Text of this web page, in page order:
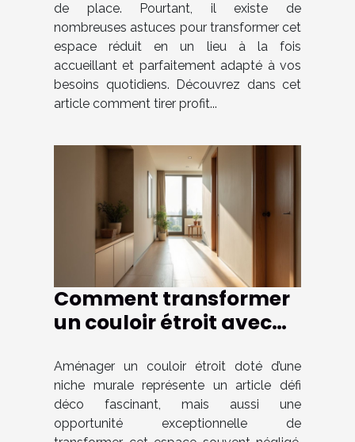
de place. Pourtant, il existe de
nombreuses astuces pour transformer cet
espace réduit en un lieu à la fois
accueillant et parfaitement adapté à vos
besoins quotidiens. Découvrez dans cet
article comment tirer profit...
Comment transformer
un couloir étroit avec
Aménager un couloir étroit doté d’une
niche murale représente un article défi
déco fascinant, mais aussi une
opportunité exceptionnelle de